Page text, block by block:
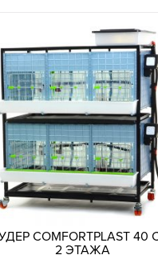
COMFORTPLAST 40
2 ЭТАЖА